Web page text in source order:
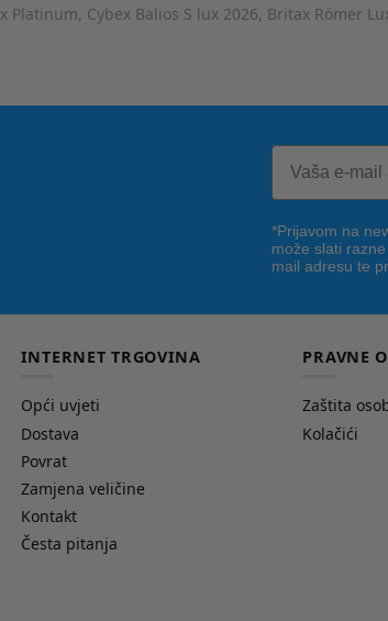
Cybex Balios S lux 2026, Britax Römer
*Prijavom na
može slati
mail adresu te
INTERNET TRGOVINA
Opći uvjeti
Dostava
Povrat
Zamjena veličine
Kontakt
Česta pitanja
PRAVNE
Zaštita
Kolačići